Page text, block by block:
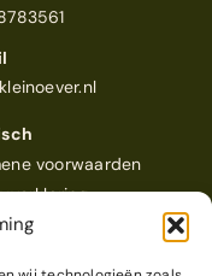
voorwaarden